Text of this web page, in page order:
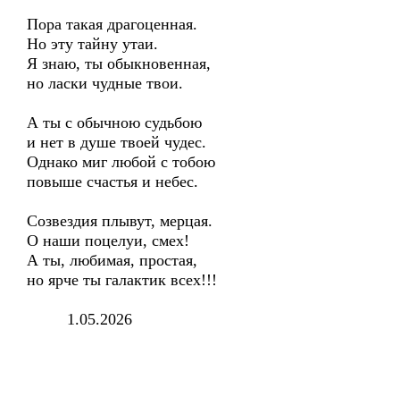
Пора такая драгоценная.
Но эту тайну утаи.
Я знаю, ты обыкновенная,
но ласки чудные твои.
А ты с обычною судьбою
и нет в душе твоей чудес.
Однако миг любой с тобою
повыше счастья и небес.
Созвездия плывут, мерцая.
О наши поцелуи, смех!
А ты, любимая, простая,
но ярче ты галактик всех!!!
1.05.2026